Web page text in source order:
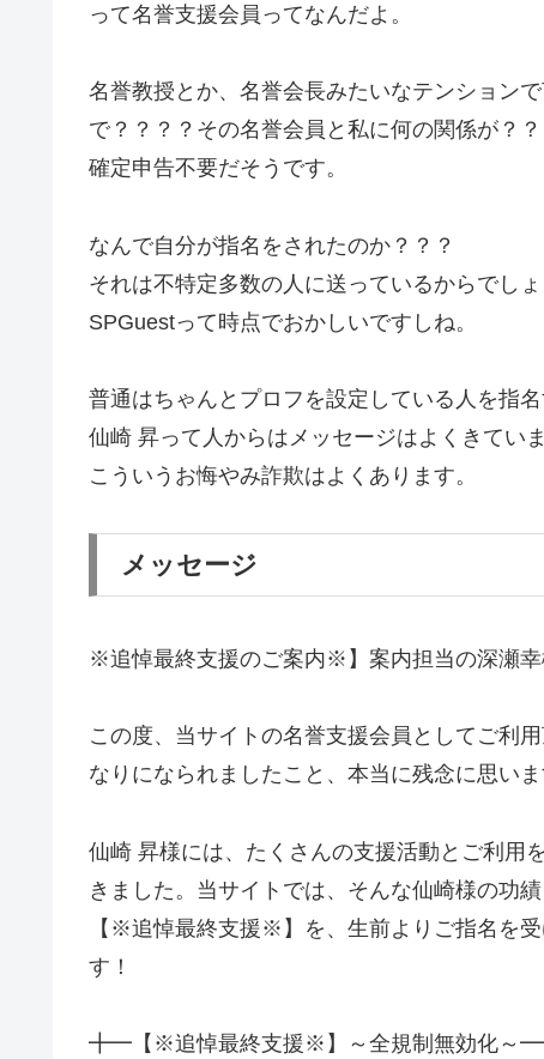
って名誉支援会員ってなんだよ。
名誉教授とか、名誉会長みたいなテンションで
で？？？？その名誉会員と私に何の関係が？
確定申告不要だそうです。
なんで自分が指名をされたのか？？？
それは不特定多数の人に送っているからでしょ
SPGuestって時点でおかしいですしね。
普通はちゃんとプロフを設定している人を指名
仙崎 昇って人からはメッセージはよくきてい
こういうお悔やみ詐欺はよくあります。
メッセージ
※追悼最終支援のご案内※】案内担当の深瀬幸
この度、当サイトの名誉支援会員としてご利
なりになられましたこと、本当に残念に思いま
仙崎 昇様には、たくさんの支援活動とご利用
きました。当サイトでは、そんな仙崎様の功
【※追悼最終支援※】を、生前よりご指名を
す！
╋━【※追悼最終支援※】～全規制無効化～